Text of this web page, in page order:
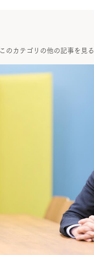
このカテゴリの他の記事を見る